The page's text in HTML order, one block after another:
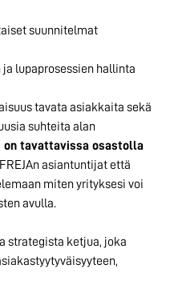
suunnitelmat
lupaprosessien hallinta
tavata asiakkaita sekä
suhteita alan
on tavattavissa osastolla
asiantuntijat että
miten yrityksesi voi
avulla.
strategista ketjua, joka